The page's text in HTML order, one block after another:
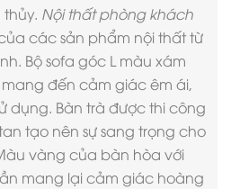
Nội thất phòng khách
các sản phẩm nội thất từ
Bộ sofa góc L màu xám
đến cảm giác êm ái,
dụng. Bàn trà được thi công
tạo nên sự sang trọng cho
vàng của bàn hòa với
mang lại cảm giác hoàng